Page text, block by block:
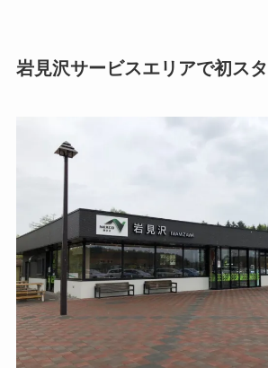
岩見沢サービスエリアで初スタ